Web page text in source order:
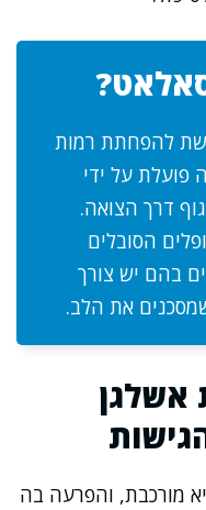
להפחתת רמות
פועלת על ידי
דרך הצואה.
הסובלים
בהם יש צורך
את הלב.
אשלגן
מורכבת, והפרעה בה